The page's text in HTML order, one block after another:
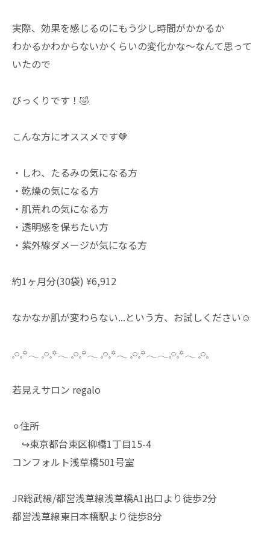
実際、効果を感じるのにもう少し時間がかかるか
わかるかわからないかくらいの変化かな〜なんて思って
いたので
びっくりです！🤣
こんな方にオススメです🤎
・しわ、たるみの気になる方
・乾燥の気になる方
・肌荒れの気になる方
・透明感を保ちたい方
・紫外線ダメージが気になる方
約1ヶ月分(30袋) ¥6,912
なかなか肌が変わらない...という方、お試しください☺️
𓈒𓏸𓈒꙳𓂃 𓈒𓏸𓈒꙳𓂃 𓈒𓏸𓈒꙳𓂃 𓈒𓏸𓈒꙳𓂃 𓈒𓏸𓈒꙳𓂃𓂃𓈒𓏸𓈒꙳𓂃 𓈒𓏸𓈒
若見えサロン regalo
⚪︎住所
↪︎東京都台東区柳橋1丁目15-4
コンフォルト浅草橋501号室
JR総武線/都営浅草線浅草橋A1出口より徒歩2分
都営浅草線東日本橋駅より徒歩8分